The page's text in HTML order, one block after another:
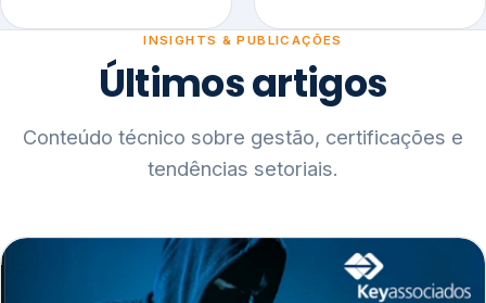
INSIGHTS & PUBLICAÇÕES
Últimos artigos
Conteúdo técnico sobre gestão, certificações e
tendências setoriais.